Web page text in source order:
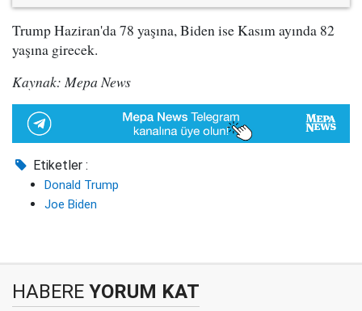
Trump Haziran'da 78 yaşına, Biden ise Kasım ayında 82
yaşına girecek.
Kaynak: Mepa News
Etiketler :
Donald Trump
Joe Biden
HABERE YORUM KAT